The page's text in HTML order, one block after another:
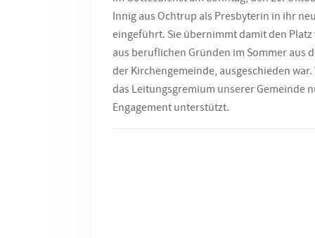
Innig aus Ochtrup als Presbyterin in ihr
eingeführt. Sie übernimmt damit den
aus beruflichen Gründen im Sommer aus
der Kirchengemeinde, ausgeschieden
das Leitungsgremium unserer Gemeinde
Engagement unterstützt.